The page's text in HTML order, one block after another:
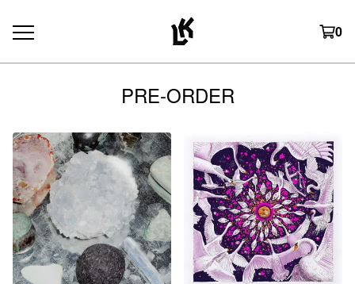
0
PRE-ORDER